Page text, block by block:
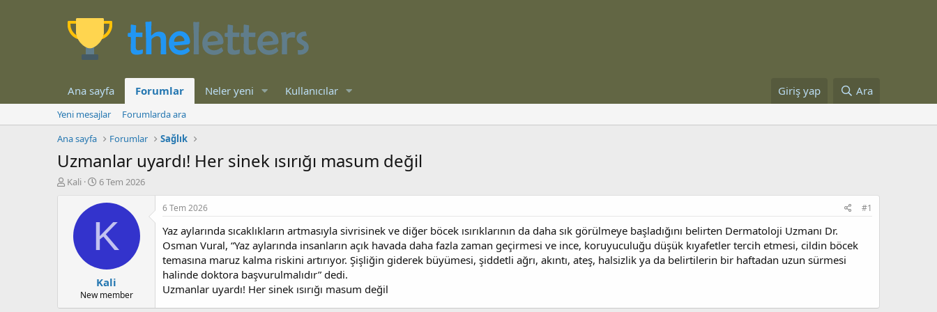
Ana sayfa Forumlar Neler yeni Kullanıcılar Giriş yap Ara
Yeni mesajlar
Forumlarda ara
Ana sayfa
Forumlar Sağlık
Uzmanlar uyardı! Her sinek ısırığı masum değil
K
l
Kali
B
ş
a
n
ı
ç
t
a
6 Tem 2026
K
Kali
New member
6 Tem 2026 #1
Yaz aylarında sıcaklıkların artmasıyla sivrisinek ve diğer böcek ısırıklarının da daha sık görülmeye başladığını belirten Dermatoloji Uzmanı Dr.
Osman Vural, “Yaz aylarında insanların açık havada daha fazla zaman geçirmesi ve ince, koruyuculuğu düşük kıyafetler tercih etmesi, cildin böcek
temasına maruz kalma riskini artırıyor. Şişliğin giderek büyümesi, şiddetli ağrı, akıntı, ateş, halsizlik ya da belirtilerin bir haftadan uzun sürmesi
halinde doktora başvurulmalıdır” dedi.
Uzmanlar uyardı! Her sinek ısırığı masum değil